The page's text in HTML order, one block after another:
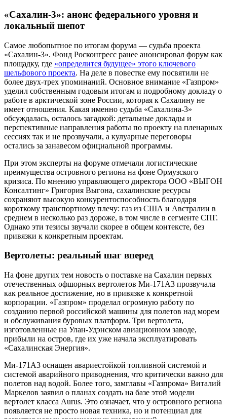
«Сахалин-3»: анонс федерального уровня и
локальный шепот
Самое любопытное по итогам форума — судьба проекта
«Сахалин-3». Фонд Росконгресс ранее анонсировал форум как
площадку, где «определится будущее» этого ключевого
шельфового проекта. На деле в повестке ему посвятили не
более двух-трех упоминаний. Основное внимание «Газпром»
уделил собственным годовым итогам и подробному докладу о
работе в арктической зоне России, которая к Сахалину не
имеет отношения. Какая именно судьба «Сахалина-3»
обсуждалась, осталось загадкой: детальные доклады и
перспективные направления работы по проекту на пленарных
сессиях так и не прозвучали, а кулуарные переговоры
остались за занавесом официальной программы.
При этом эксперты на форуме отмечали логистические
преимущества островного региона на фоне Ормузского
кризиса. По мнению управляющего директора ООО «ВЫГОН
Консалтинг» Григория Выгона, сахалинские ресурсы
сохраняют высокую конкурентоспособность благодаря
короткому транспортному плечу: газ из США и Австралии в
среднем в несколько раз дороже, в том числе в сегменте СПГ.
Однако эти тезисы звучали скорее в общем контексте, без
привязки к конкретным проектам.
Вертолеты: реальный шаг вперед
На фоне других тем новость о поставке на Сахалин первых
отечественных офшорных вертолетов Ми-171А3 прозвучала
как реальное достижение, но в привязке к конкретной
корпорации. «Газпром» проделал огромную работу по
созданию первой российской машины для полетов над морем
и обслуживания буровых платформ. Три вертолета,
изготовленные на Улан-Удэнском авиационном заводе,
прибыли на остров, где их уже начала эксплуатировать
«Сахалинская Энергия».
Ми-171А3 оснащен авариестойкой топливной системой и
системой аварийного приводнения, что критически важно для
полетов над водой. Более того, замглавы «Газпрома» Виталий
Маркелов заявил о планах создать на базе этой модели
вертолет класса Aurus. Это означает, что у островного региона
появляется не просто новая техника, но и потенциал для